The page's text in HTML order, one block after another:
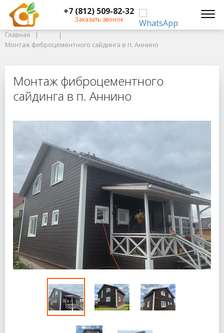
+7 (812) 509-82-32
Заказать звонок
Главная
Монтаж фиброцементного сайдинга в п. Аннино
Монтаж фиброцементного
Главная
Монтаж фиброцементного сайдинга в п. Аннино
Монтаж фиброцементного
сайдинга в п. Аннино